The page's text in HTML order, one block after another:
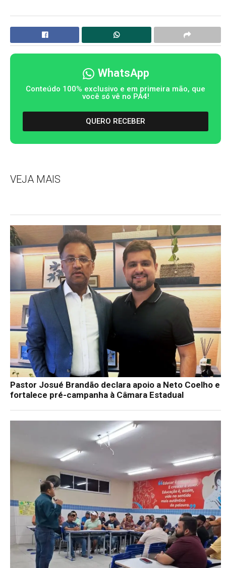
WhatsApp
Conteúdo 100% exclusivo e em primeira mão, que
você só vê no PA4!
QUERO RECEBER
VEJA MAIS
Pastor Josué Brandão declara apoio a Neto Coelho e
fortalece pré-campanha à Câmara Estadual